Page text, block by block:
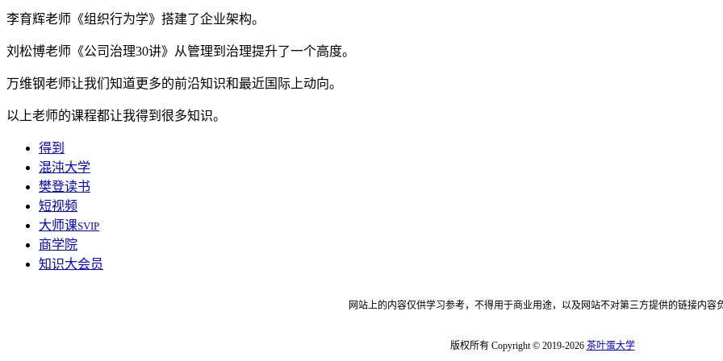
李育辉老师《组织行为学》搭建了企业架构。
刘松博老师《公司治理30讲》从管理到治理提升了一个高度。
万维钢老师让我们知道更多的前沿知识和最近国际上动向。
以上老师的课程都让我得到很多知识。
得到
混沌大学
樊登读书
短视频
大师课SVIP
商学院
知识大会员
网站上的内容仅供学习参考，不得用于商业用途，以及网站不对第三方提供的链接内容
版权所有 Copyright © 2019-2026 茶叶蛋大学